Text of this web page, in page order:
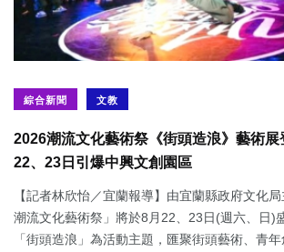
綜合新聞 文教
2026潮流文化藝術祭《街頭造浪》藝術展
22、23日引爆中興文創園區
【記者林欣怡／宜蘭報導】由宜蘭縣政府文化
潮流文化藝術祭」將於8月22、23日(週六、日)
「街頭造浪」為活動主題，匯聚街頭藝術、青